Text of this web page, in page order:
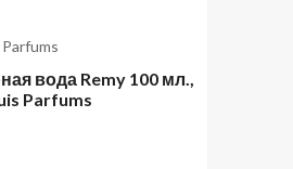
вода Remy 100 мл.,
Parfums